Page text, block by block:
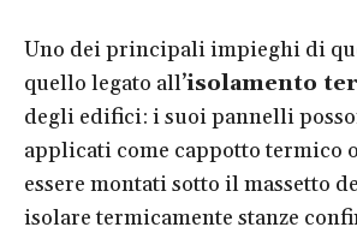
Uno dei principali impieghi di
quello legato all’isolamento
degli edifici: i suoi pannelli
applicati come cappotto termico
essere montati sotto il massetto
isolare termicamente stanze